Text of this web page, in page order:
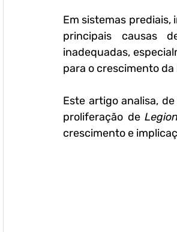
Em sistemas
principais causas
inadequadas,
para o crescimento
Este artigo analisa,
proliferação de
crescimento e